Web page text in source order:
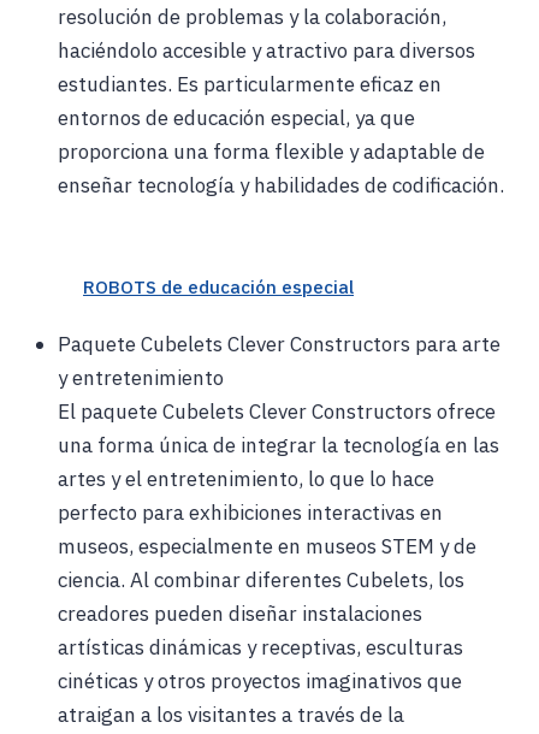
resolución de problemas y la colaboración,
haciéndolo accesible y atractivo para diversos
estudiantes. Es particularmente eficaz en
entornos de educación especial, ya que
proporciona una forma flexible y adaptable de
enseñar tecnología y habilidades de codificación.
ROBOTS de educación especial
Paquete Cubelets Clever Constructors para arte
y entretenimiento
El paquete Cubelets Clever Constructors ofrece
una forma única de integrar la tecnología en las
artes y el entretenimiento, lo que lo hace
perfecto para exhibiciones interactivas en
museos, especialmente en museos STEM y de
ciencia. Al combinar diferentes Cubelets, los
creadores pueden diseñar instalaciones
artísticas dinámicas y receptivas, esculturas
cinéticas y otros proyectos imaginativos que
atraigan a los visitantes a través de la